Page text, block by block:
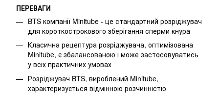
ПЕРЕВАГИ
BTS компанії Minitube - це стандартний розріджувач
для короткострокового зберігання сперми кнура
Класична рецептура розріджувача, оптимізована
Minitube, є збалансованою і може застосовуватись
у всіх практичних умовах
Розріджувач BTS, вироблений Minitube,
характеризується відмінною розчинністю